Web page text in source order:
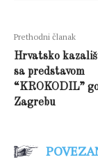
Prethodni članak
Hrvatsko
sa predstavom
“KROKODIL”
Zagrebu